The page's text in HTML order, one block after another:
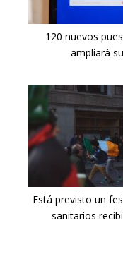
120 nuevos
ampliará
Está previsto un
sanitarios